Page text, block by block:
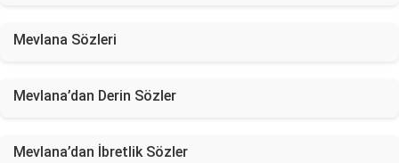
Mevlana Sözleri
Mevlana’dan Derin Sözler
Mevlana’dan İbretlik Sözler